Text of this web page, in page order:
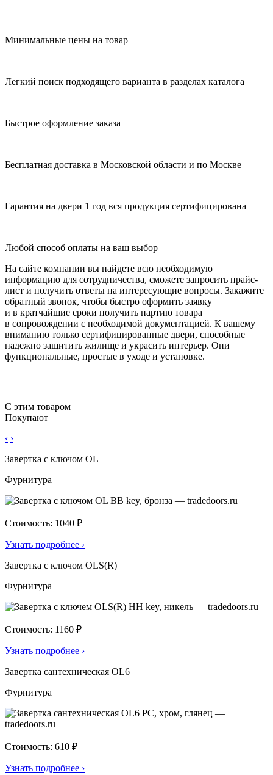
Минимальные цены на товар
Легкий поиск подходящего варианта в разделах каталога
Быстрое оформление заказа
Бесплатная доставка в Московской области и по Москве
Гарантия на двери 1 год вся продукция сертифицирована
Любой способ оплаты на ваш выбор
На сайте компании вы найдете всю необходимую
информацию для сотрудничества, сможете запросить прайс-
лист и получить ответы на интересующие вопросы. Закажите
обратный звонок, чтобы быстро оформить заявку
и в кратчайшие сроки получить партию товара
в сопровождении с необходимой документацией. К вашему
вниманию только сертифицированные двери, способные
надежно защитить жилище и украсить интерьер. Они
функциональные, простые в уходе и установке.
С этим товаром
Покупают
‹ ›
Завертка с ключом OL
Фурнитура
Стоимость: 1040 ₽
Узнать подробнее ›
Завертка с ключом OLS(R)
Фурнитура
Стоимость: 1160 ₽
Узнать подробнее ›
Завертка сантехническая OL6
Фурнитура
Стоимость: 610 ₽
Узнать подробнее ›